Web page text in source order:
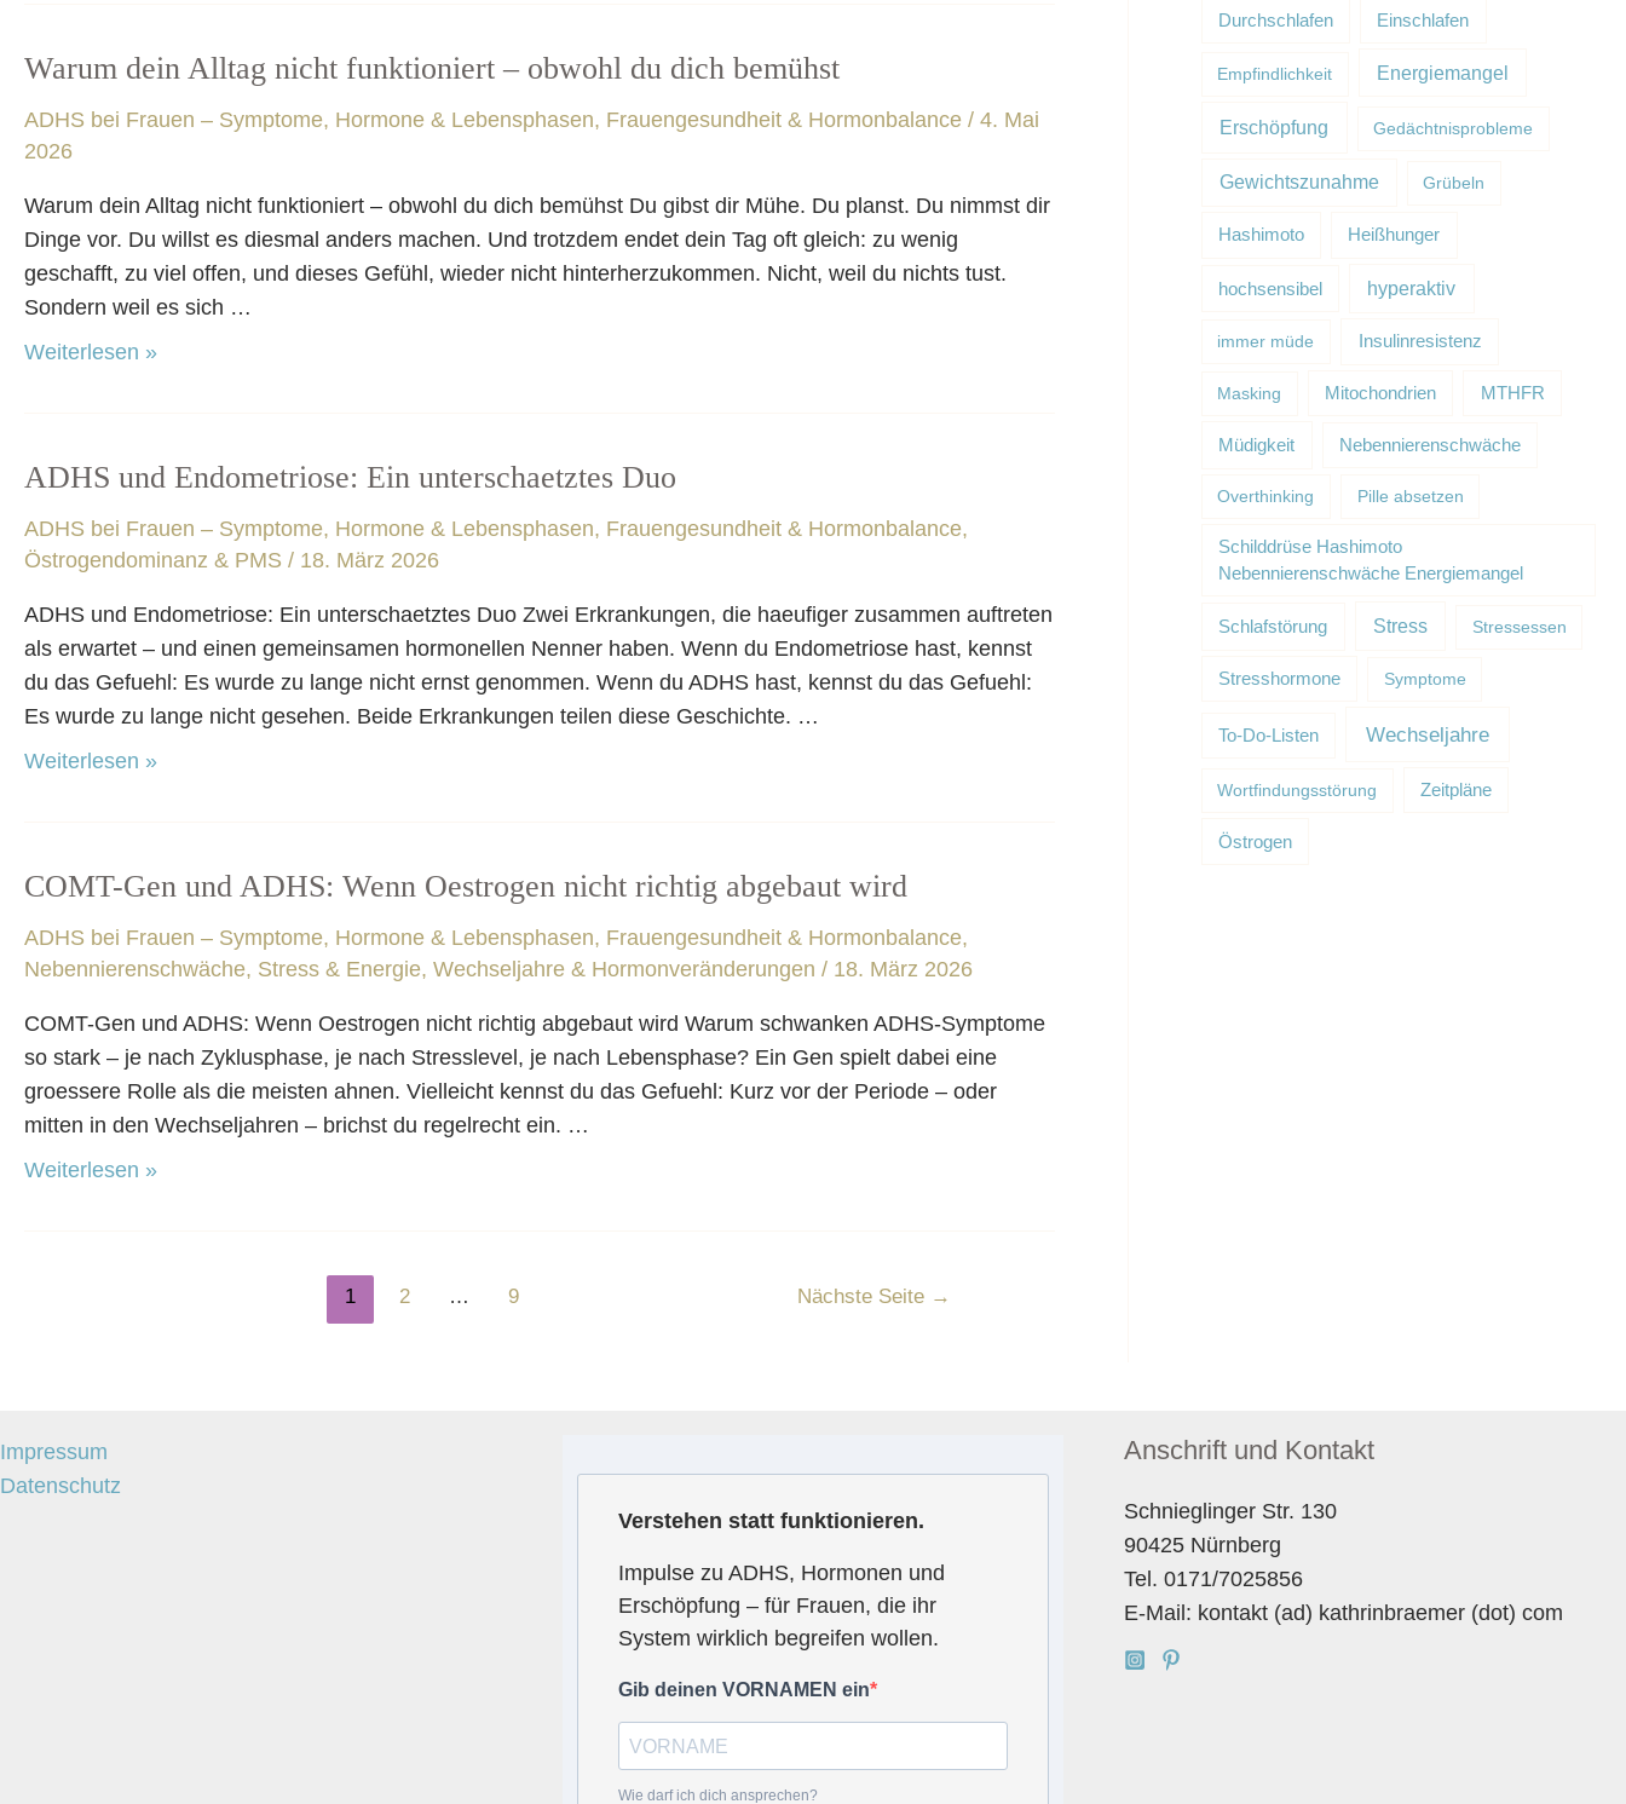
zu
hat
Warum dein Alltag nicht funktioniert – obwohl du dich bemühst
ADHS bei Frauen – Symptome, Hormone & Lebensphasen, Frauengesundheit & Hormonbalance / 4. Mai
2026
Warum dein Alltag nicht funktioniert – obwohl du dich bemühst Du gibst dir Mühe. Du planst. Du nimmst dir
Dinge vor. Du willst es diesmal anders machen. Und trotzdem endet dein Tag oft gleich: zu wenig
geschafft, zu viel offen, und dieses Gefühl, wieder nicht hinterherzukommen. Nicht, weil du nichts tust.
Sondern weil es sich …
Warum
Alltag
nicht
funktioniert
–
obwohl
du
Weiterlesen »
ADHS und Endometriose: Ein unterschaetztes Duo
ADHS bei Frauen – Symptome, Hormone & Lebensphasen, Frauengesundheit & Hormonbalance,
Östrogendominanz & PMS / 18. März 2026
ADHS und Endometriose: Ein unterschaetztes Duo Zwei Erkrankungen, die haeufiger zusammen auftreten
als erwartet – und einen gemeinsamen hormonellen Nenner haben. Wenn du Endometriose hast, kennst
du das Gefuehl: Es wurde zu lange nicht ernst genommen. Wenn du ADHS hast, kennst du das Gefuehl:
Es wurde zu lange nicht gesehen. Beide Erkrankungen teilen diese Geschichte. …
ADHS
Endometriose:
Ein
unterschaetztes
Duo
Weiterlesen »
COMT-Gen und ADHS: Wenn Oestrogen nicht richtig abgebaut wird
ADHS bei Frauen – Symptome, Hormone & Lebensphasen, Frauengesundheit & Hormonbalance,
Nebennierenschwäche, Stress & Energie, Wechseljahre & Hormonveränderungen / 18. März 2026
COMT-Gen und ADHS: Wenn Oestrogen nicht richtig abgebaut wird Warum schwanken ADHS-Symptome
so stark – je nach Zyklusphase, je nach Stresslevel, je nach Lebensphase? Ein Gen spielt dabei eine
groessere Rolle als die meisten ahnen. Vielleicht kennst du das Gefuehl: Kurz vor der Periode – oder
mitten in den Wechseljahren – brichst du regelrecht ein. …
COMT-
und
ADHS:
Wenn
Oestrogen
nicht
richtig
Weiterlesen »
1 2 … 9 Nächste Seite →
Durchschlafen Einschlafen
Empfindlichkeit Energiemangel
Erschöpfung Gedächtnisprobleme
Gewichtszunahme Grübeln
Hashimoto Heißhunger
hochsensibel hyperaktiv
immer müde Insulinresistenz
Masking Mitochondrien MTHFR
Müdigkeit Nebennierenschwäche
Overthinking Pille absetzen
Schilddrüse Hashimoto
Nebennierenschwäche Energiemangel
Schlafstörung Stress Stressessen
Stresshormone Symptome
To-Do-Listen Wechseljahre
Wortfindungsstörung Zeitpläne
Östrogen
Impressum
Datenschutz
Verstehen statt funktionieren.
Impulse zu ADHS, Hormonen und
Erschöpfung – für Frauen, die ihr
System wirklich begreifen wollen.
Gib deinen VORNAMEN ein
Wie darf ich dich ansprechen?
Anschrift und Kontakt
Schnieglinger Str. 130
90425 Nürnberg
Tel. 0171/7025856
E-Mail: kontakt (ad) kathrinbraemer (dot) com